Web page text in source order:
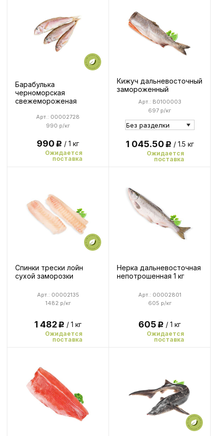
Барабулька
черноморская
свежемороженая
990 р/кг
Арт.: 00002728
990Р / 1 кг
Ожидается
поставка
Кижуч дальневосточный
замороженный
697 р/кг
Арт.: B0100003
1 045.50Р / 1.5 кг
Ожидается
поставка
Спинки трески лойн
сухой заморозки
1482 р/кг
Арт.: 00002135
1 482Р / 1 кг
Ожидается
поставка
Нерка дальневосточная
непотрошенная 1 кг
605 р/кг
Арт.: 00002801
605Р / 1 кг
Ожидается
поставка